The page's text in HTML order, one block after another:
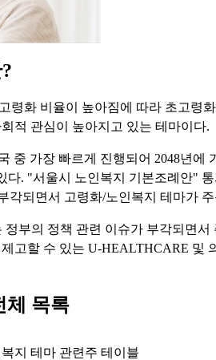
령화 비율이 높아짐에 따라 초고령
적 관심이 높아지고 있는 테마이다.
중 가장 빠르게 진행되어 2048년에
다. "서울시 노인복지 기본조례안"
각되면서 고령화/노인복지 테마가
정부의 정책 관련 이슈가 부각되면서
고할 수 있는 U-HEALTHCARE 및
체 목록
지 테마 관련주 테이블